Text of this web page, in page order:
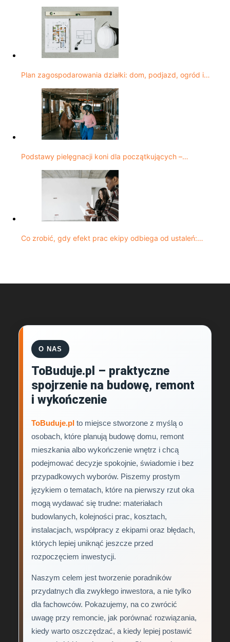
Plan zagospodarowania działki: dom, podjazd, ogród i…
Podstawy pielęgnacji koni dla początkujących –…
Co zrobić, gdy efekt prac ekipy odbiega od ustaleń:…
O NAS
ToBuduje.pl – praktyczne
spojrzenie na budowę, remont
i wykończenie
ToBuduje.pl to miejsce stworzone z myślą o
osobach, które planują budowę domu, remont
mieszkania albo wykończenie wnętrz i chcą
podejmować decyzje spokojnie, świadomie i bez
przypadkowych wyborów. Piszemy prostym
językiem o tematach, które na pierwszy rzut oka
mogą wydawać się trudne: materiałach
budowlanych, kolejności prac, kosztach,
instalacjach, współpracy z ekipami oraz błędach,
których lepiej uniknąć jeszcze przed
rozpoczęciem inwestycji.
Naszym celem jest tworzenie poradników
przydatnych dla zwykłego inwestora, a nie tylko
dla fachowców. Pokazujemy, na co zwrócić
uwagę przy remoncie, jak porównać rozwiązania,
kiedy warto oszczędzać, a kiedy lepiej postawić